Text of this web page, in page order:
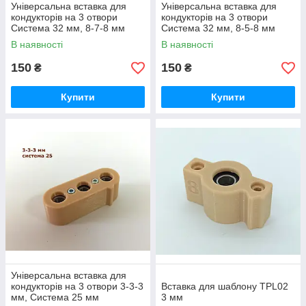
Універсальна вставка для
кондукторів на 3 отвори
Система 32 мм, 8-7-8 мм
В наявності
150 ₴
Купити
Універсальна вставка для
кондукторів на 3 отвори
Система 32 мм, 8-5-8 мм
В наявності
150 ₴
Купити
Універсальна вставка для
кондукторів на 3 отвори 3-3-3
мм, Система 25 мм
Вставка для шаблону TPL02
3 мм